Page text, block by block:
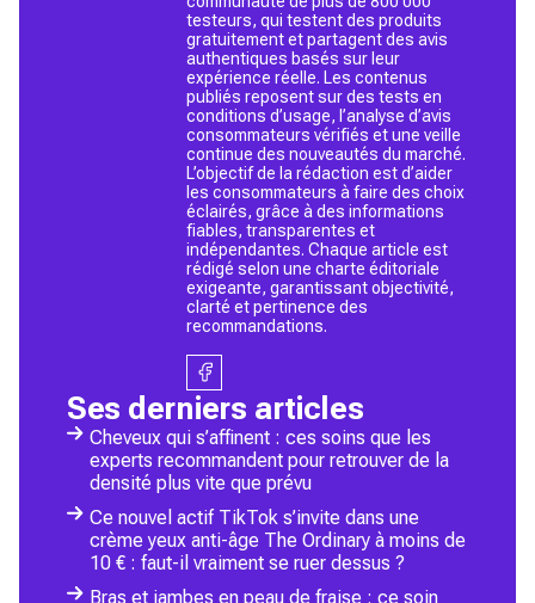
testeurs, qui testent des produits
gratuitement et partagent des avis
authentiques basés sur leur
expérience réelle. Les contenus
publiés reposent sur des tests en
conditions d’usage, l’analyse d’avis
consommateurs vérifiés et une veille
continue des nouveautés du marché.
L’objectif de la rédaction est d’aider
les consommateurs à faire des choix
éclairés, grâce à des informations
fiables, transparentes et
indépendantes. Chaque article est
rédigé selon une charte éditoriale
exigeante, garantissant objectivité,
clarté et pertinence des
recommandations.
Ses derniers articles
Cheveux qui s’affinent : ces soins que les
experts recommandent pour retrouver de la
densité plus vite que prévu
Ce nouvel actif TikTok s’invite dans une
crème yeux anti-âge The Ordinary à moins de
10 € : faut-il vraiment se ruer dessus ?
Bras et jambes en peau de fraise : ce soin